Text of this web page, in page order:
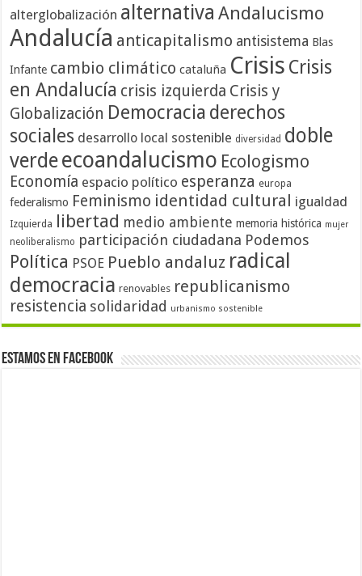
alterglobalización alternativa Andalucismo
Andalucía anticapitalismo antisistema Blas
Infante cambio climático cataluña Crisis Crisis
en Andalucía crisis izquierda Crisis y
Globalización Democracia derechos
sociales desarrollo local sostenible diversidad doble
verdeecoandalucismo Ecologismo
Economía espacio político esperanza europa
federalismo Feminismo identidad cultural igualdad
Izquierda libertad medio ambiente memoria histórica mujer
neoliberalismo participación ciudadana Podemos
Política PSOE Pueblo andaluz radical
democracia renovables republicanismo
resistencia solidaridad urbanismo sostenible
Estamos en Facebook